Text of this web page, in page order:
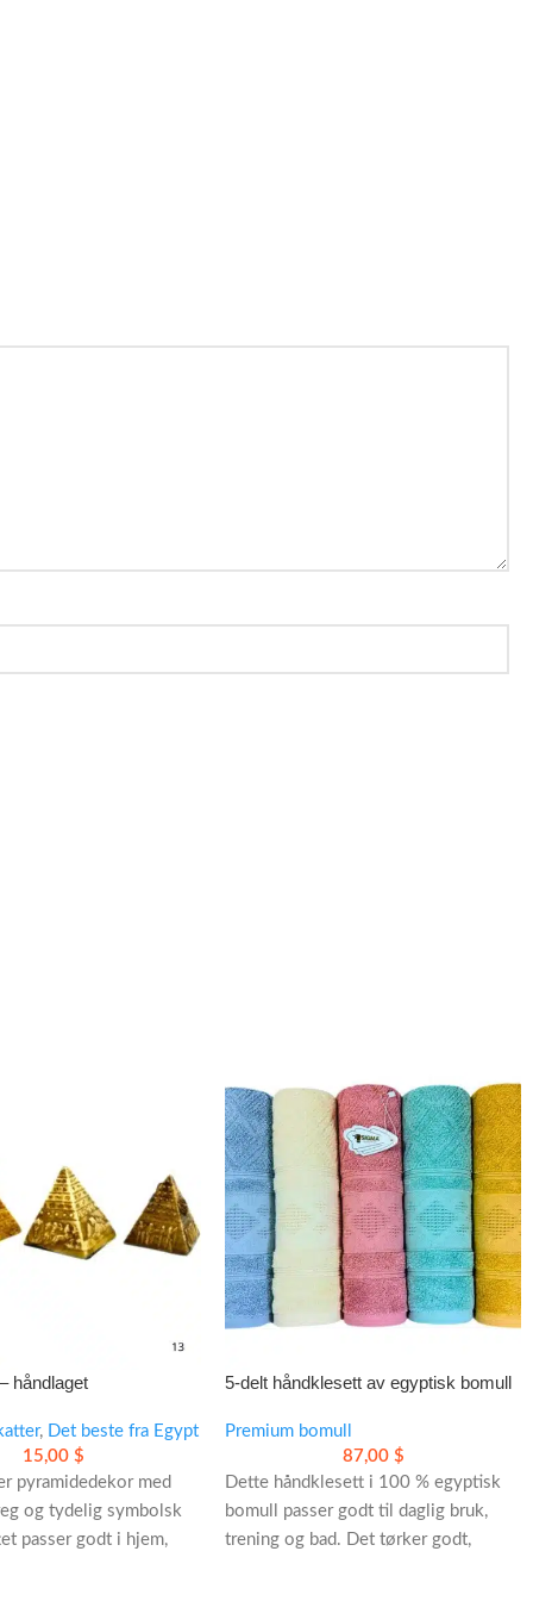
håndlaget
, Det beste fra Egypt
15,00 $
pyramidedekor med
og tydelig symbolsk
passer godt i hjem,
5-delt håndklesett av egyptisk bomull
Premium bomull
87,00 $
Dette håndklesett i 100 % egyptisk
bomull passer godt til daglig bruk,
trening og bad. Det tørker godt,